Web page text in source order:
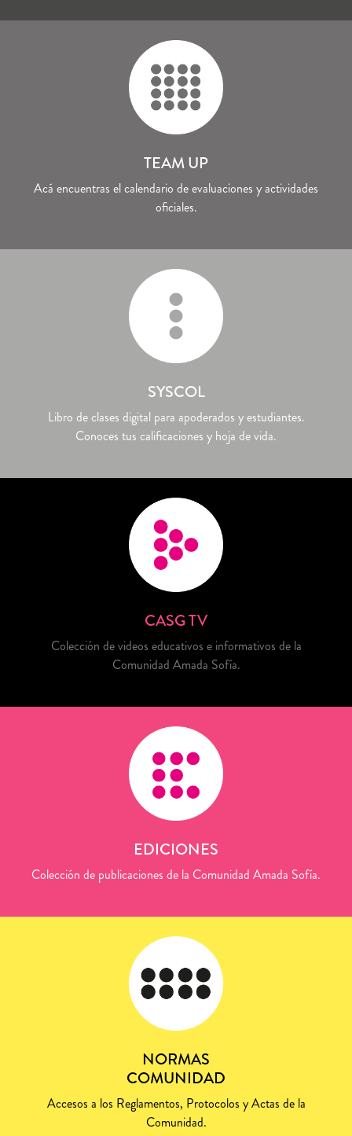
TEAM UP
Acá encuentras el calendario de evaluaciones y actividades
oficiales.
SYSCOL
Libro de clases digital para apoderados y estudiantes.
Conoces tus calificaciones y hoja de vida.
CASG TV
Colección de videos educativos e informativos de la
Comunidad Amada Sofía.
EDICIONES
Colección de publicaciones de la Comunidad Amada Sofía.
NORMAS
COMUNIDAD
Accesos a los Reglamentos, Protocolos y Actas de la
Comunidad.